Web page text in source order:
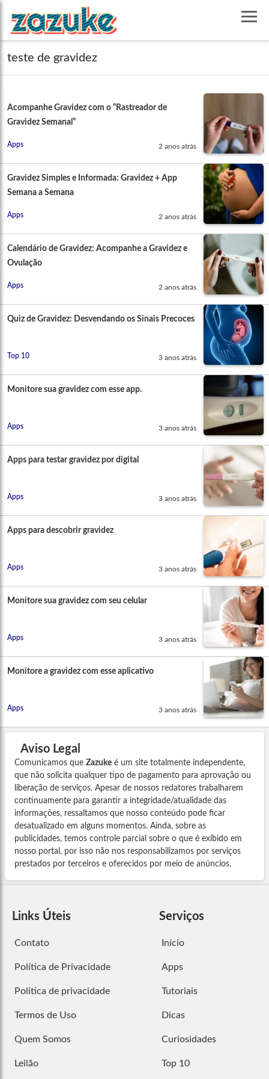
teste de gravidez
Acompanhe Gravidez com o “Rastreador de
Gravidez Semanal”
Apps 2 anos atrás
Gravidez Simples e Informada: Gravidez + App
Semana a Semana
Apps 2 anos atrás
Calendário de Gravidez: Acompanhe a Gravidez e
Ovulação
Apps 2 anos atrás
Quiz de Gravidez: Desvendando os Sinais Precoces
Top 10 3 anos atrás
Monitore sua gravidez com esse app.
Apps 3 anos atrás
Apps para testar gravidez por digital
Apps 3 anos atrás
Apps para descobrir gravidez
Apps 3 anos atrás
Monitore sua gravidez com seu celular
Apps 3 anos atrás
Monitore a gravidez com esse aplicativo
Apps 3 anos atrás
Aviso Legal
Comunicamos que Zazuke é um site totalmente independente,
que não solicita qualquer tipo de pagamento para aprovação ou
liberação de serviços. Apesar de nossos redatores trabalharem
continuamente para garantir a integridade/atualidade das
informações, ressaltamos que nosso conteúdo pode ficar
desatualizado em alguns momentos. Ainda, sobre as
publicidades, temos controle parcial sobre o que é exibido em
nosso portal, por isso não nos responsabilizamos por serviços
prestados por terceiros e oferecidos por meio de anúncios.
Links Úteis
Contato
Política de Privacidade
Politica de privacidade
Termos de Uso
Quem Somos
Leilão
Serviços
Início
Apps
Tutoriais
Dicas
Curiosidades
Top 10